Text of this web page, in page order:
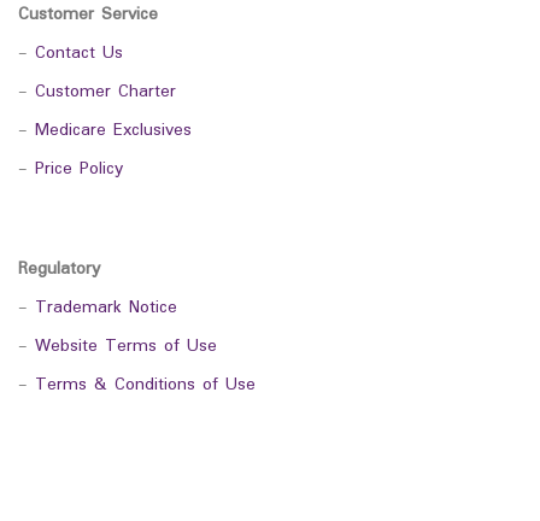
Customer Service
- Contact Us
- Customer Charter
- Medicare Exclusives
- Price Policy
Regulatory
- Trademark Notice
- Website Terms of Use
- Terms & Conditions of Use